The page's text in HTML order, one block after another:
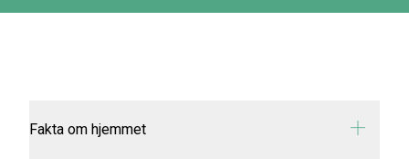
Fakta om hjemmet